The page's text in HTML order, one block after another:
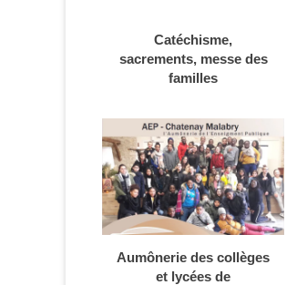
Catéchisme,
sacrements, messe des
familles
Aumônerie des collèges
et lycées de